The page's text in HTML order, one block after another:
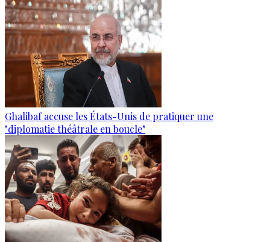
Ghalibaf accuse les États-Unis de pratiquer une
"diplomatie théâtrale en boucle"